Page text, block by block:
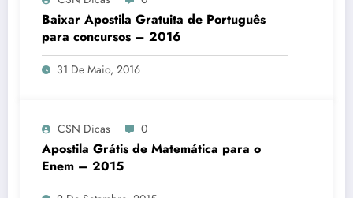
Baixar Apostila Gratuita de Português
para concursos – 2016
31 De Maio, 2016
CSN Dicas 0
Apostila Grátis de Matemática para o
Enem – 2015